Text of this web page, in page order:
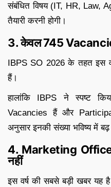
संबंधित विषय (IT, HR, Law,
तैयारी करनी होगी।
3. केवल 745
IBPS SO 2026 के तहत इस
हैं।
हालांकि IBPS ने स्पष्ट
Vacancies हैं और
अनुसार इनकी संख्या भविष्य में
4. Marketing
नहीं
इस वर्ष की सबसे बड़ी खबर यह